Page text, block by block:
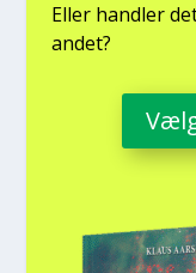
Eller hand­ler
andet?